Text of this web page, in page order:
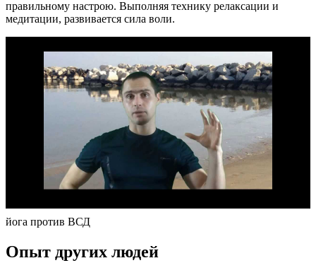
правильному настрою. Выполняя технику релаксации и
медитации, развивается сила воли.
йога против ВСД
Опыт других людей